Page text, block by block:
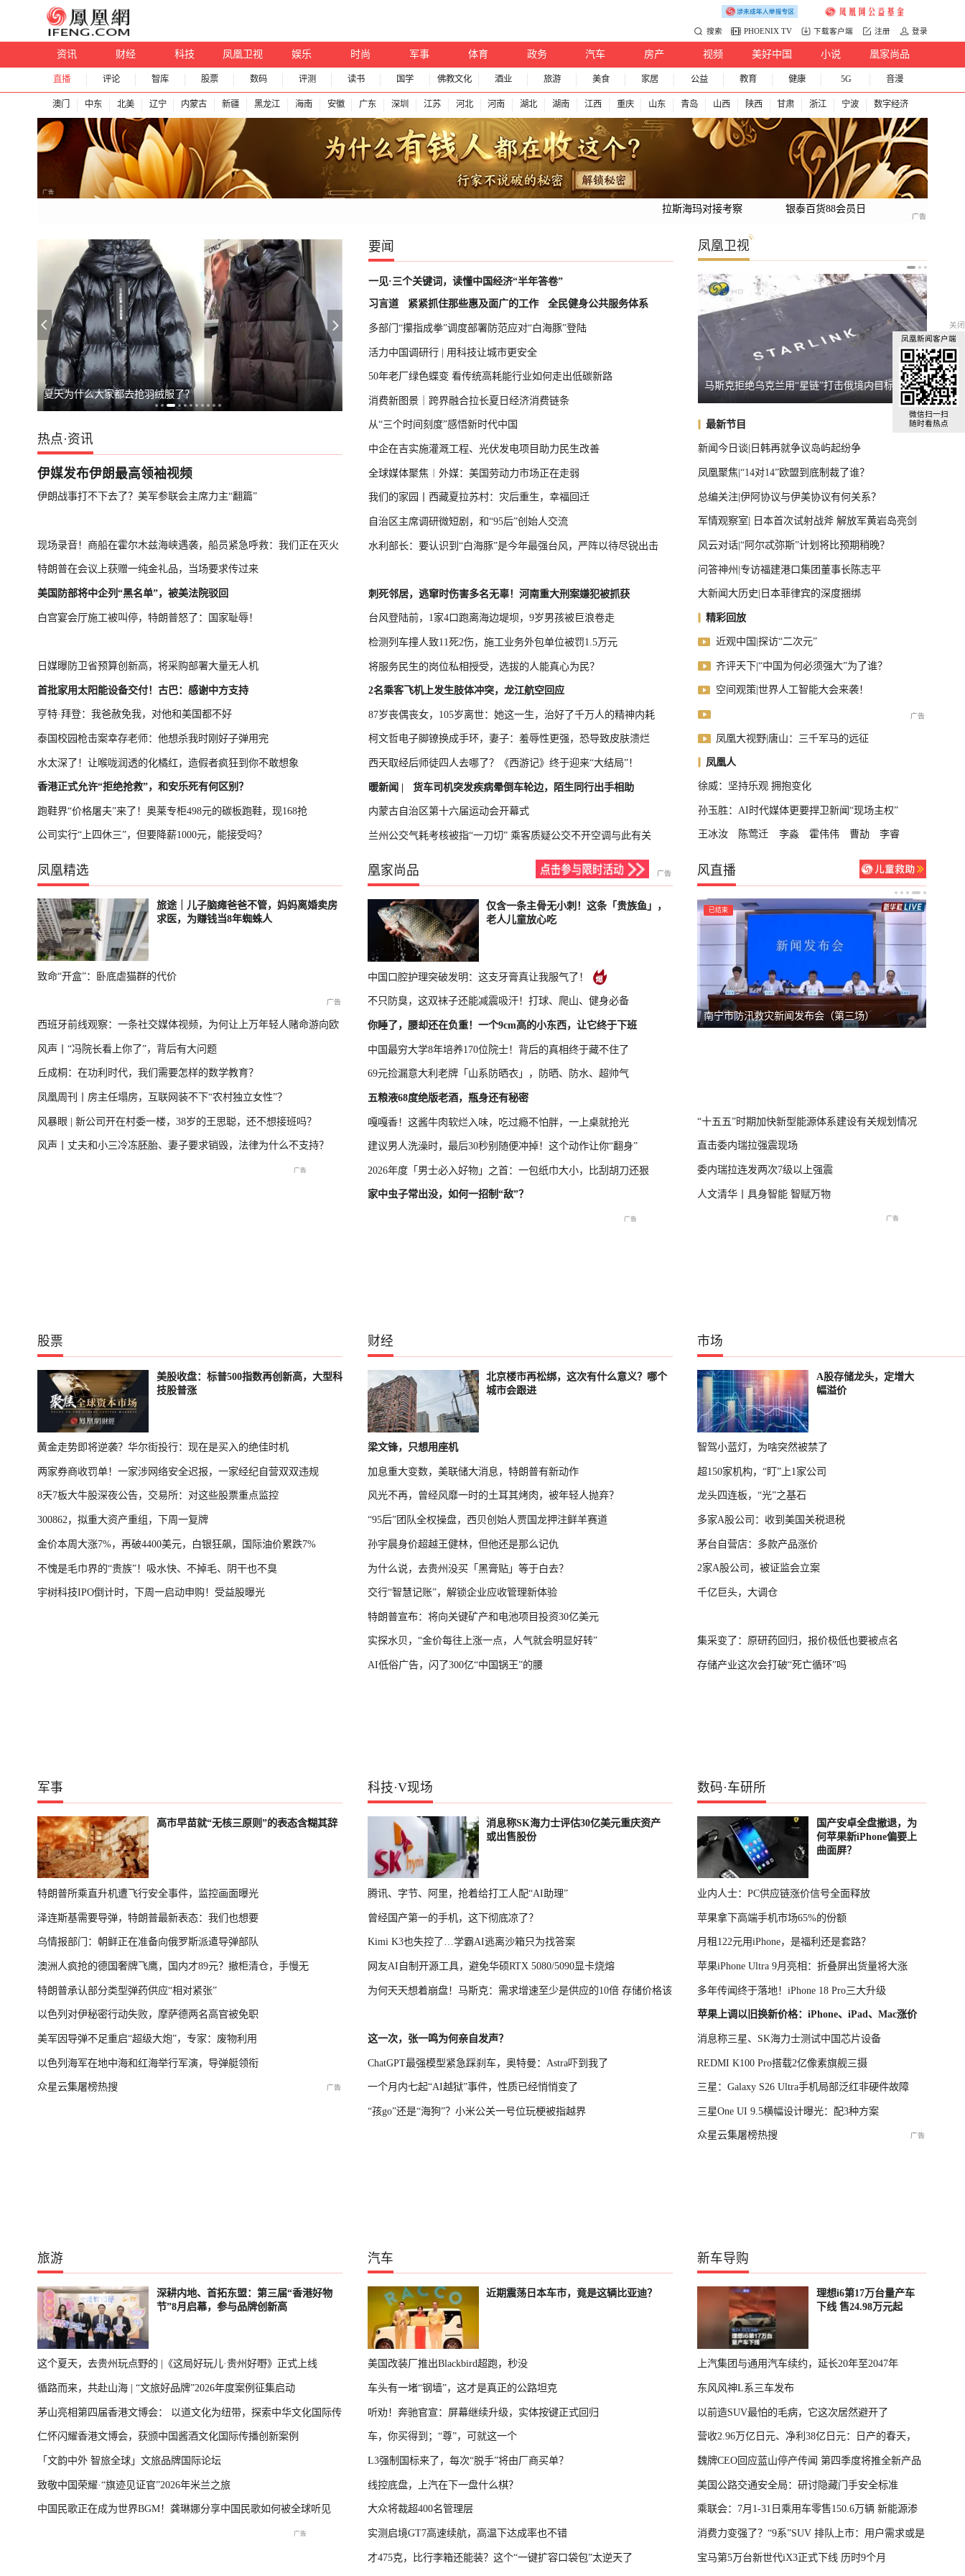
搜索 PHOENIX TV 下载客户端 注册 登录
资讯 财经 科技 凤凰卫视 娱乐 时尚 军事 体育 政务 汽车 房产 视频 美好中国 小说 凰家尚品
直播 评论 智库 股票 数码 评测 读书 国学 佛教文化 酒业 旅游 美食 家居 公益 教育 健康 5G 音漫
澳门 中东 北美 辽宁 内蒙古 新疆 黑龙江 海南 安徽 广东 深圳 江苏 河北 河南 湖北 湖南 江西 重庆 山东 青岛 山西 陕西 甘肃 浙江 宁波 数字经济
拉斯海玛对接考察 银泰百货88会员日
夏天为什么大家都去抢羽绒服了？ U17国足晋级决赛 全球汽车前十，中国占了三把椅子
热点 ·资讯
伊媒发布伊朗最高领袖视频
伊朗战事打不下去了？美军参联会主席力主“翻篇”
现场录音！商船在霍尔木兹海峡遇袭，船员紧急呼救：我们正在灭火
特朗普在会议上获赠一纯金礼品，当场要求传过来
美国防部将中企列“黑名单”，被美法院驳回
白宫宴会厅施工被叫停，特朗普怒了：国家耻辱！
日媒曝防卫省预算创新高，将采购部署大量无人机
首批家用太阳能设备交付！古巴：感谢中方支持
亨特·拜登：我爸赦免我，对他和美国都不好
泰国校园枪击案幸存老师：他想杀我时刚好子弹用完
水太深了！让喉咙润透的化橘红，造假者疯狂到你不敢想象
香港正式允许“拒绝抢救”，和安乐死有何区别？
跑鞋界“价格屠夫”来了！奥莱专柜498元的碳板跑鞋，现168抢
公司实行“上四休三”，但要降薪1000元，能接受吗？
要闻
一见·三个关键词，读懂中国经济“半年答卷”
习言道
紧紧抓住那些惠及面广的工作 全民健身公共服务体系
多部门“攥指成拳”调度部署防范应对“白海豚”登陆
活力中国调研行 | 用科技让城市更安全
50年老厂绿色蝶变 看传统高耗能行业如何走出低碳新路
消费新图景｜跨界融合拉长夏日经济消费链条
从“三个时间刻度”感悟新时代中国
中企在吉实施灌溉工程、光伏发电项目助力民生改善
全球媒体聚焦︱外媒：美国劳动力市场正在走弱
我们的家园丨西藏夏拉苏村：灾后重生，幸福回迁
自治区主席调研微短剧，和“95后”创始人交流
水利部长：要认识到“白海豚”是今年最强台风，严阵以待尽锐出击
刺死邻居，逃窜时伤害多名无辜！河南重大刑案嫌犯被抓获
台风登陆前，1家4口跑离海边堤坝，9岁男孩被巨浪卷走
检测列车撞人致11死2伤，施工业务外包单位被罚1.5万元
将服务民生的岗位私相授受，选拔的人能真心为民？
2名乘客飞机上发生肢体冲突，龙江航空回应
87岁丧偶丧女，105岁离世：她这一生，治好了千万人的精神内耗
柯文哲电子脚镣换成手环，妻子：羞辱性更强，恐导致皮肤溃烂
西天取经后师徒四人去哪了？《西游记》终于迎来“大结局”！
暖新闻 | 货车司机突发疾病晕倒车轮边，陌生同行出手相助
内蒙古自治区第十六届运动会开幕式
兰州公交气耗考核被指“一刀切” 乘客质疑公交不开空调与此有关
凤凰卫视
马斯克拒绝乌克兰用“星链”打击俄境内目标 日新
最新节目
新闻今日谈|日韩再就争议岛屿起纷争
凤凰聚焦|“14对14”欧盟到底制裁了谁？
总编关注|伊阿协议与伊美协议有何关系？
军情观察室| 日本首次试射战斧 解放军黄岩岛亮剑
风云对话|“阿尔忒弥斯”计划将比预期稍晚？
问答神州|专访福建港口集团董事长陈志平
大新闻大历史|日本菲律宾的深度捆绑
精彩回放
近观中国|探访“二次元”
齐评天下|“中国为何必须强大”为了谁？
空间观策|世界人工智能大会来袭！
凤凰大视野|唐山：三千军马的远征
凤凰人
徐威：坚持乐观 拥抱变化
孙玉胜：AI时代媒体更要捍卫新闻“现场主权”
王冰汝 陈莺迁 李淼 霍伟伟 曹劼 李睿
凤凰精选
旅途｜儿子脑瘫爸爸不管，妈妈离婚卖房
求医，为赚钱当8年蜘蛛人
致命“开盒”：卧底虐猫群的代价
西班牙前线观察：一条社交媒体视频，为何让上万年轻人赌命游向欧
洲？
风声丨“冯院长看上你了”，背后有大问题
丘成桐：在功利时代，我们需要怎样的数学教育？
凤凰周刊丨房主任塌房，互联网装不下“农村独立女性”？
风暴眼 | 新公司开在村委一楼，38岁的王思聪，还不想接班吗？
风声丨丈夫和小三冷冻胚胎、妻子要求销毁，法律为什么不支持？
凰家尚品
仅含一条主骨无小刺！这条「贵族鱼」，
老人儿童放心吃
中国口腔护理突破发明：这支牙膏真让我服气了！
不只防臭，这双袜子还能减震吸汗！打球、爬山、健身必备
你睡了，腰却还在负重！一个9cm高的小东西，让它终于下班
中国最穷大学8年培养170位院士！背后的真相终于藏不住了
69元捡漏意大利老牌「山系防晒衣」，防晒、防水、超帅气
五粮液68度绝版老酒，瓶身还有秘密
嘎嘎香！这酱牛肉软烂入味，吃过瘾不怕胖，一上桌就抢光
建议男人洗澡时，最后30秒别随便冲掉！这个动作让你“翻身”
2026年度「男士必入好物」之首：一包纸巾大小，比刮胡刀还狠
家中虫子常出没，如何一招制“敌”？
风直播
轮播中
经济运行情况
已结束
最新进展
会
已结束 已结束
南宁市防汛救灾新闻发布会（第三场）
“十五五”时期加快新型能源体系建设有关规划情况
直击委内瑞拉强震现场
委内瑞拉连发两次7级以上强震
人文清华丨具身智能 智赋万物
股票
美股收盘：标普500指数再创新高，大型科
技股普涨
黄金走势即将逆袭？华尔街投行：现在是买入的绝佳时机
两家券商收罚单！一家涉网络安全迟报，一家经纪自营双双违规
8天7板大牛股深夜公告，交易所：对这些股票重点监控
300862，拟重大资产重组，下周一复牌
金价本周大涨7%，再破4400美元，白银狂飙，国际油价累跌7%
不愧是毛巾界的“贵族”！吸水快、不掉毛、阴干也不臭
宇树科技IPO倒计时，下周一启动申购！受益股曝光
财经
北京楼市再松绑，这次有什么意义？哪个
城市会跟进
梁文锋，只想用座机
加息重大变数，美联储大消息，特朗普有新动作
风光不再，曾经风靡一时的土耳其烤肉，被年轻人抛弃？
“95后”团队全权操盘，西贝创始人贾国龙押注鲜羊赛道
孙宇晨身价超越王健林，但他还是那么记仇
为什么说，去贵州没买「黑膏贴」等于白去？
交行“智慧记账”，解锁企业应收管理新体验
特朗普宣布：将向关键矿产和电池项目投资30亿美元
实探水贝，“金价每往上涨一点，人气就会明显好转”
AI低俗广告，闪了300亿“中国锅王”的腰
市场
A股存储龙头，定增大
幅溢价
智驾小蓝灯，为啥突然被禁了
超150家机构，“盯”上1家公司
龙头四连板，“光”之基石
多家A股公司：收到美国关税退税
茅台自营店：多款产品涨价
2家A股公司，被证监会立案
千亿巨头，大调仓
集采变了：原研药回归，报价极低也要被点名
存储产业这次会打破“死亡循环”吗
军事
高市早苗就“无核三原则”的表态含糊其辞
特朗普所乘直升机遭飞行安全事件，监控画面曝光
泽连斯基需要导弹，特朗普最新表态：我们也想要
乌情报部门：朝鲜正在准备向俄罗斯派遣导弹部队
澳洲人疯抢的德国奢牌飞鹰，国内才89元？撤柜清仓，手慢无
特朗普承认部分类型弹药供应“相对紧张”
以色列对伊秘密行动失败，摩萨德两名高官被免职
美军因导弹不足重启“超级大炮”，专家：废物利用
以色列海军在地中海和红海举行军演，导弹艇领衔
众星云集屠榜热搜
科技·V现场
消息称SK海力士评估30亿美元重庆资产
或出售股份
腾讯、字节、阿里，抢着给打工人配“AI助理”
曾经国产第一的手机，这下彻底凉了？
Kimi K3也失控了…学霸AI逃离沙箱只为找答案
网友AI自制开源工具，避免华硕RTX 5080/5090显卡烧熔
为何天天想着崩盘！马斯克：需求增速至少是供应的10倍 存储价格该
这一次，张一鸣为何亲自发声？
ChatGPT最强模型紧急踩刹车，奥特曼：Astra吓到我了
一个月内七起“AI越狱”事件，性质已经悄悄变了
“孩go”还是“海狗”？小米公关一号位玩梗被指越界
数码·车研所
国产安卓全盘撤退，为
何苹果新iPhone偏要上
曲面屏？
业内人士：PC供应链涨价信号全面释放
苹果拿下高端手机市场65%的份额
月租122元用iPhone，是福利还是套路？
苹果iPhone Ultra 9月亮相：折叠屏出货量将大涨
多年传闻终于落地！iPhone 18 Pro三大升级
苹果上调以旧换新价格：iPhone、iPad、Mac涨价
消息称三星、SK海力士测试中国芯片设备
REDMI K100 Pro搭载2亿像素旗舰三摄
三星：Galaxy S26 Ultra手机局部泛红非硬件故障
三星One UI 9.5横幅设计曝光：配3种方案
众星云集屠榜热搜
旅游
深耕内地、首拓东盟：第三届“香港好物
节”8月启幕，参与品牌创新高
这个夏天，去贵州玩点野的 |《这局好玩儿·贵州好嘢》正式上线
循路而来，共赴山海 | “文旅好品牌”2026年度案例征集启动
茅山亮相第四届香港文博会： 以道文化为纽带，探索中华文化国际传
播新表达
仁怀闪耀香港文博会，获颁中国酱酒文化国际传播创新案例
「文韵中外 智旅全球」文旅品牌国际论坛
致敬中国荣耀·“旗迹见证官”2026年米兰之旅
中国民歌正在成为世界BGM！龚琳娜分享中国民歌如何被全球听见
汽车
近期震荡日本车市，竟是这辆比亚迪？
美国改装厂推出Blackbird超跑，秒没
车头有一堵“钢墙”，这才是真正的公路坦克
听劝！奔驰官宣：屏幕继续升级，实体按键正式回归
车，你买得到；“尊”，可就这一个
L3强制国标来了，每次“脱手”将由厂商买单？
线控底盘，上汽在下一盘什么棋？
大众将裁超400名管理层
实测启境GT7高速续航，高温下达成率也不错
才475克，比行李箱还能装？这个“一键扩容口袋包”太逆天了
新车导购
理想i6第17万台量产车
下线 售24.98万元起
上汽集团与通用汽车续约，延长20年至2047年
东风风神L系三车发布
以前造SUV最怕的毛病，它这次居然避开了
营收2.96万亿日元、净利38亿日元：日产的春天，
回来了
魏牌CEO回应蓝山停产传闻 第四季度将推全新产品
美国公路交通安全局：研讨隐藏门手安全标准
乘联会：7月1-31日乘用车零售150.6万辆 新能源渗
透率64.4%
消费力变强了？“9系”SUV 排队上市：用户需求或是
主因
宝马第5万台新世代iX3正式下线 历时9个月
关闭
凤凰新闻客户端
微信扫一扫
随时看热点